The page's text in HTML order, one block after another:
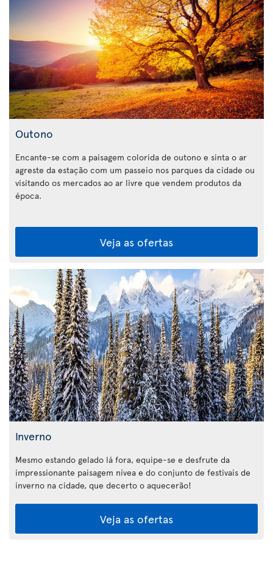
Outono
Encante-se com a paisagem colorida de outono e sinta o ar
agreste da estação com um passeio nos parques da cidade ou
visitando os mercados ao ar livre que vendem produtos da
época.
Veja as ofertas
Inverno
Mesmo estando gelado lá fora, equipe-se e desfrute da
impressionante paisagem nívea e do conjunto de festivais de
inverno na cidade, que decerto o aquecerão!
Veja as ofertas